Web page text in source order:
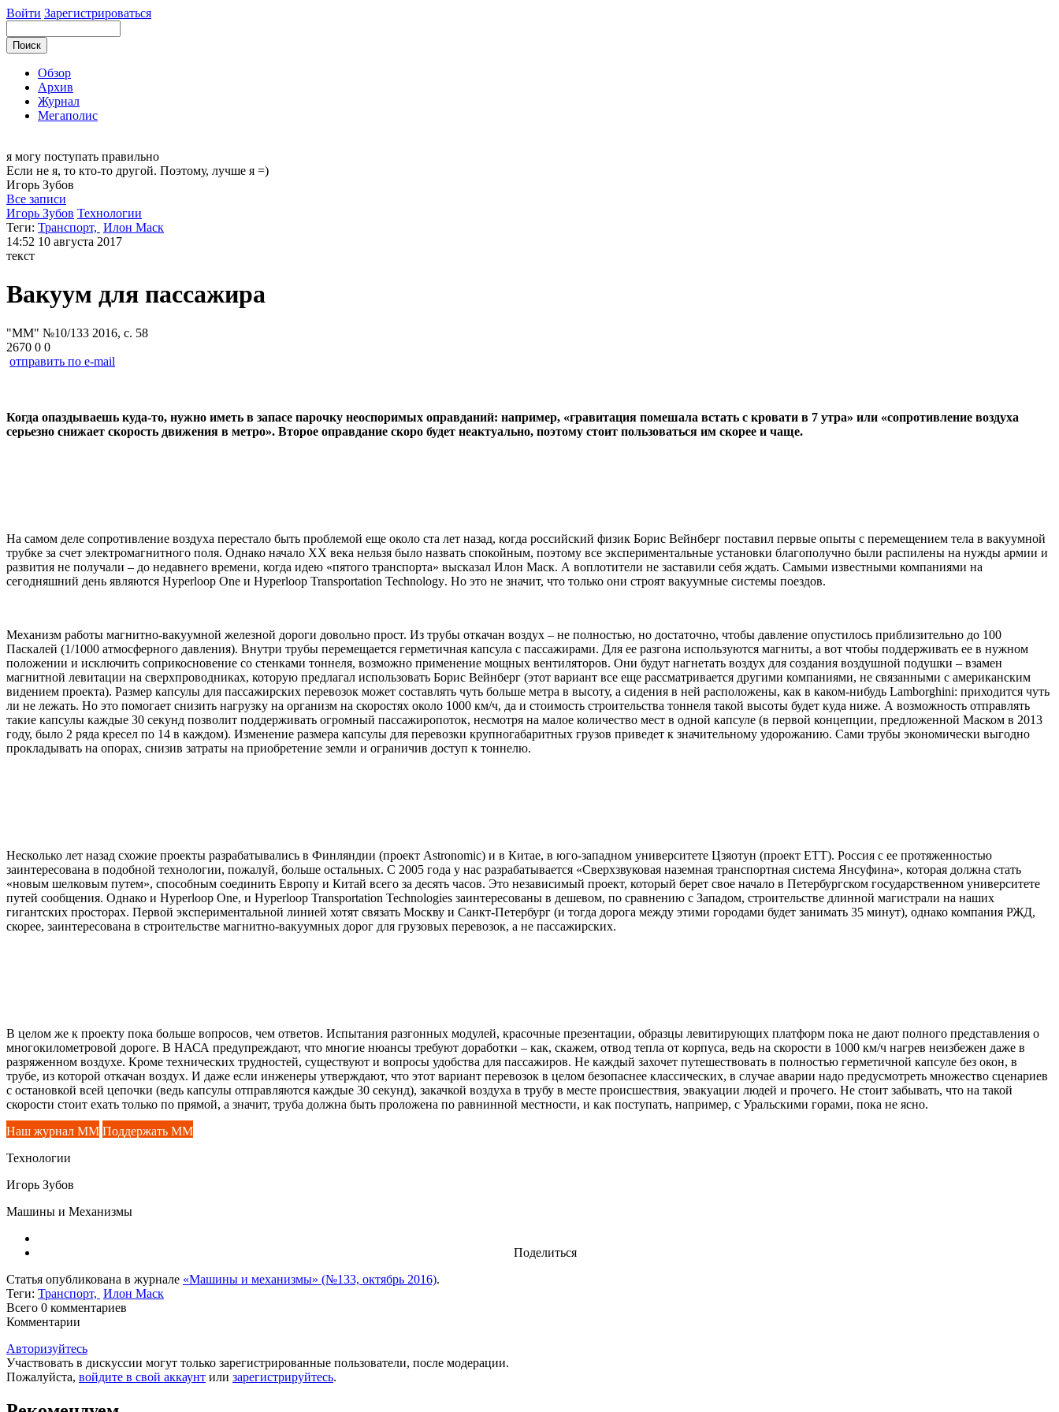
Войти Зарегистрироваться
Обзор
Архив
Журнал
Мегаполис
я могу поступать правильно
Если не я, то кто-то другой. Поэтому, лучше я =)
Игорь Зубов
Все записи
Игорь Зубов Технологии
Теги: Транспорт, Илон Маск
14:52 10 августа 2017
текст
Вакуум для пассажира
"ММ" №10/133 2016, с. 58
2670 0 0
отправить по e-mail
Когда опаздываешь куда-то, нужно иметь в запасе парочку неоспоримых оправданий: например, «гравитация помешала встать с кровати в 7 утра» или «сопротивление воздуха
серьезно снижает скорость движения в метро». Второе оправдание скоро будет неактуально, поэтому стоит пользоваться им скорее и чаще.
На самом деле сопротивление воздуха перестало быть проблемой еще около ста лет назад, когда российский физик Борис Вейнберг поставил первые опыты с перемещением тела в вакуумной
трубке за счет электромагнитного поля. Однако начало ХХ века нельзя было назвать спокойным, поэтому все экспериментальные установки благополучно были распилены на нужды армии и
развития не получали – до недавнего времени, когда идею «пятого транспорта» высказал Илон Маск. А воплотители не заставили себя ждать. Самыми известными компаниями на
сегодняшний день являются Hyperloop One и Hyperloop Transportation Technology. Но это не значит, что только они строят вакуумные системы поездов.
Механизм работы магнитно-вакуумной железной дороги довольно прост. Из трубы откачан воздух – не полностью, но достаточно, чтобы давление опустилось приблизительно до 100
Паскалей (1/1000 атмосферного давления). Внутри трубы перемещается герметичная капсула с пассажирами. Для ее разгона используются магниты, а вот чтобы поддерживать ее в нужном
положении и исключить соприкосновение со стенками тоннеля, возможно применение мощных вентиляторов. Они будут нагнетать воздух для создания воздушной подушки – взамен
магнитной левитации на сверхпроводниках, которую предлагал использовать Борис Вейнберг (этот вариант все еще рассматривается другими компаниями, не связанными с американским
видением проекта). Размер капсулы для пассажирских перевозок может составлять чуть больше метра в высоту, а сидения в ней расположены, как в каком-нибудь Lamborghini: приходится чуть
ли не лежать. Но это помогает снизить нагрузку на организм на скоростях около 1000 км/ч, да и стоимость строительства тоннеля такой высоты будет куда ниже. А возможность отправлять
такие капсулы каждые 30 секунд позволит поддерживать огромный пассажиропоток, несмотря на малое количество мест в одной капсуле (в первой концепции, предложенной Маском в 2013
году, было 2 ряда кресел по 14 в каждом). Изменение размера капсулы для перевозки крупногабаритных грузов приведет к значительному удорожанию. Сами трубы экономически выгодно
прокладывать на опорах, снизив затраты на приобретение земли и ограничив доступ к тоннелю.
Несколько лет назад схожие проекты разрабатывались в Финляндии (проект Astronomic) и в Китае, в юго-западном университете Цзяотун (проект ЕТТ). Россия с ее протяженностью
заинтересована в подобной технологии, пожалуй, больше остальных. С 2005 года у нас разрабатывается «Сверхзвуковая наземная транспортная система Янсуфина», которая должна стать
«новым шелковым путем», способным соединить Европу и Китай всего за десять часов. Это независимый проект, который берет свое начало в Петербургском государственном университете
путей сообщения. Однако и Hyperloop One, и Hyperloop Transportation Technologies заинтересованы в дешевом, по сравнению с Западом, строительстве длинной магистрали на наших
гигантских просторах. Первой экспериментальной линией хотят связать Москву и Санкт-Петербург (и тогда дорога между этими городами будет занимать 35 минут), однако компания РЖД,
скорее, заинтересована в строительстве магнитно-вакуумных дорог для грузовых перевозок, а не пассажирских.
В целом же к проекту пока больше вопросов, чем ответов. Испытания разгонных модулей, красочные презентации, образцы левитирующих платформ пока не дают полного представления о
многокилометровой дороге. В НАСА предупреждают, что многие нюансы требуют доработки – как, скажем, отвод тепла от корпуса, ведь на скорости в 1000 км/ч нагрев неизбежен даже в
разряженном воздухе. Кроме технических трудностей, существуют и вопросы удобства для пассажиров. Не каждый захочет путешествовать в полностью герметичной капсуле без окон, в
трубе, из которой откачан воздух. И даже если инженеры утверждают, что этот вариант перевозок в целом безопаснее классических, в случае аварии надо предусмотреть множество сценариев
с остановкой всей цепочки (ведь капсулы отправляются каждые 30 секунд), закачкой воздуха в трубу в месте происшествия, эвакуации людей и прочего. Не стоит забывать, что на такой
скорости стоит ехать только по прямой, а значит, труба должна быть проложена по равнинной местности, и как поступать, например, с Уральскими горами, пока не ясно.
Наш журнал ММ Поддержать ММ
Технологии
Игорь Зубов
Машины и Механизмы
Поделиться
Статья опубликована в журнале «Машины и механизмы» (№133, октябрь 2016).
Теги: Транспорт, Илон Маск
Всего 0 комментариев
Комментарии
Авторизуйтесь
Участвовать в дискуссии могут только зарегистрированные пользователи, после модерации.
Пожалуйста, войдите в свой аккаунт или зарегистрируйтесь.